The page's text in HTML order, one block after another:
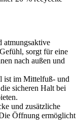
atmungsaktive
sorgt für eine
nach außen und
ist im Mittelfuß- und
sicheren Halt bei
und zusätzliche
Öffnung ermöglicht